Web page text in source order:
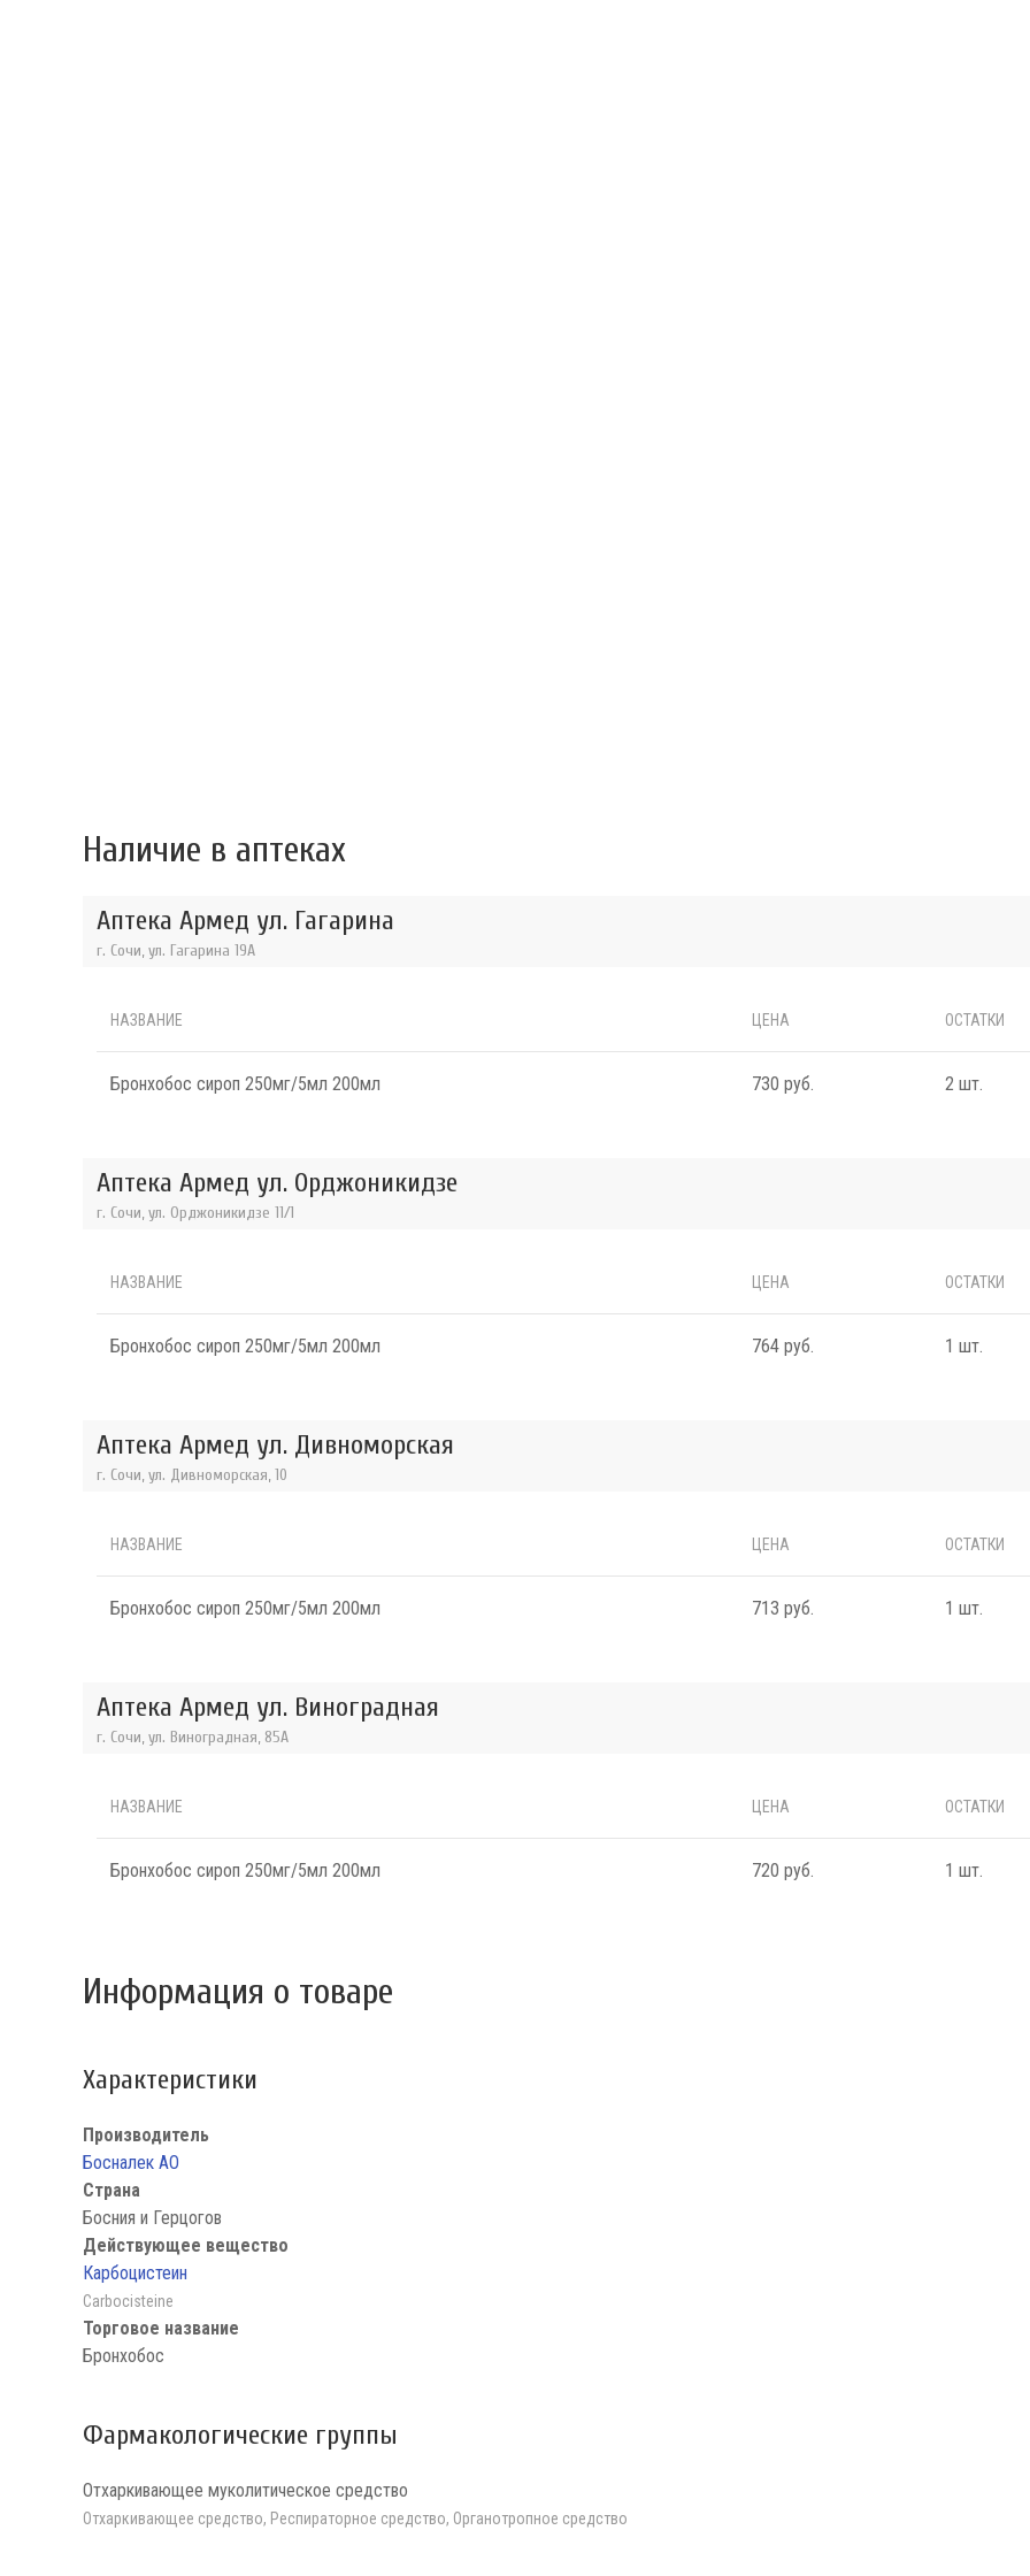
Наличие в аптеках
Аптека Армед ул. Гагарина
г. Сочи, ул. Гагарина 19А
НАЗВАНИЕ ЦЕНА ОСТАТКИ
Бронхобос сироп 250мг/5мл 200мл 730 руб. 2 шт.
Аптека Армед ул. Орджоникидзе
г. Сочи, ул. Орджоникидзе 11/1
НАЗВАНИЕ ЦЕНА ОСТАТКИ
Бронхобос сироп 250мг/5мл 200мл 764 руб. 1 шт.
Аптека Армед ул. Дивноморская
г. Сочи, ул. Дивноморская, 10
НАЗВАНИЕ ЦЕНА ОСТАТКИ
Бронхобос сироп 250мг/5мл 200мл 713 руб. 1 шт.
Аптека Армед ул. Виноградная
г. Сочи, ул. Виноградная, 85А
НАЗВАНИЕ ЦЕНА ОСТАТКИ
Бронхобос сироп 250мг/5мл 200мл 720 руб. 1 шт.
Информация о товаре
Характеристики
Производитель
Босналек АО
Страна
Босния и Герцогов
Действующее вещество
Карбоцистеин
Carbocisteine
Торговое название
Бронхобос
Фармакологические группы
Отхаркивающее муколитическое средство
Отхаркивающее средство, Респираторное средство, Органотропное средство